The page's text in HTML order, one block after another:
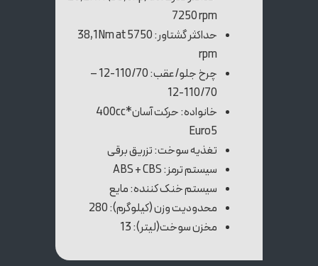
7250 rpm
حداکثر گشتاور: 38,1Nm at 5750
rpm
چرخ جلو/عقب: 110/70-12 –
110/70-12
خانواده: حرکت آسان*400cc
Euro5
تغذیه سوخت: تزریق برقی
سیستم ترمز: ABS + CBS
سیستم خنک کننده: مایع
محدودیت وزن (کیلوگرم): 280
مخزن سوخت(لیتر): 13